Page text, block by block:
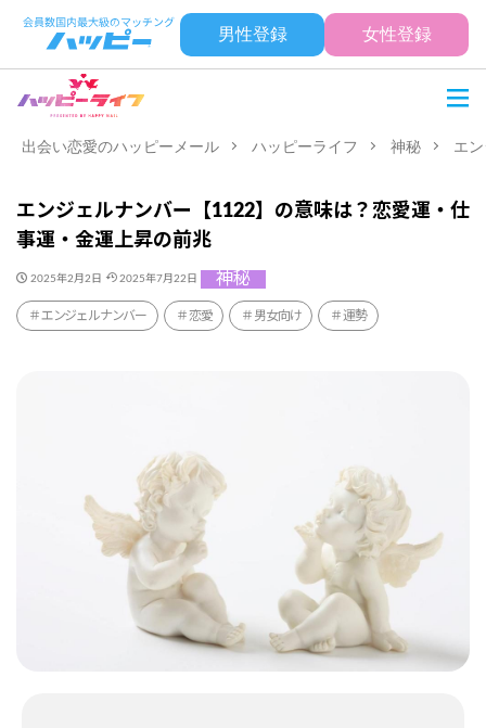
男性登録 女性登録
出会い恋愛のハッピーメール ハッピーライフ 神秘 エ
エンジェルナンバー【1122】の意味は？恋愛運・仕
事運・金運上昇の前兆
2025年2月2日 2025年7月22日 神秘
エンジェルナンバー 恋愛 男女向け 運勢